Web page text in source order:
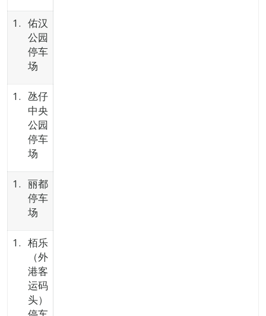
佑汉
公园
停车
场
氹仔
中央
公园
停车
场
丽都
停车
场
栢乐
（外
港客
运码
头）